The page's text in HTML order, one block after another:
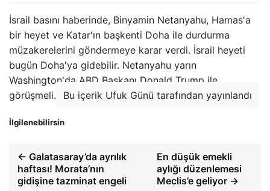
İsrail basını haberinde, Binyamin Netanyahu, Hamas'a
bir heyet ve Katar'ın başkenti Doha ile durdurma
müzakerelerini göndermeye karar verdi. İsrail heyeti
bugün Doha'ya gidebilir. Netanyahu yarın
Washington'da ABD Başkanı Donald Trump ile
görüşmeli.
Bu içerik Ufuk Günü tarafından yayınlandı
İlgilenebilirsin
← Galatasaray’da ayrılık
haftası! Morata’nın
gidişine tazminat engeli
En düşük emekli
aylığı düzenlemesi
Meclis’e geliyor →